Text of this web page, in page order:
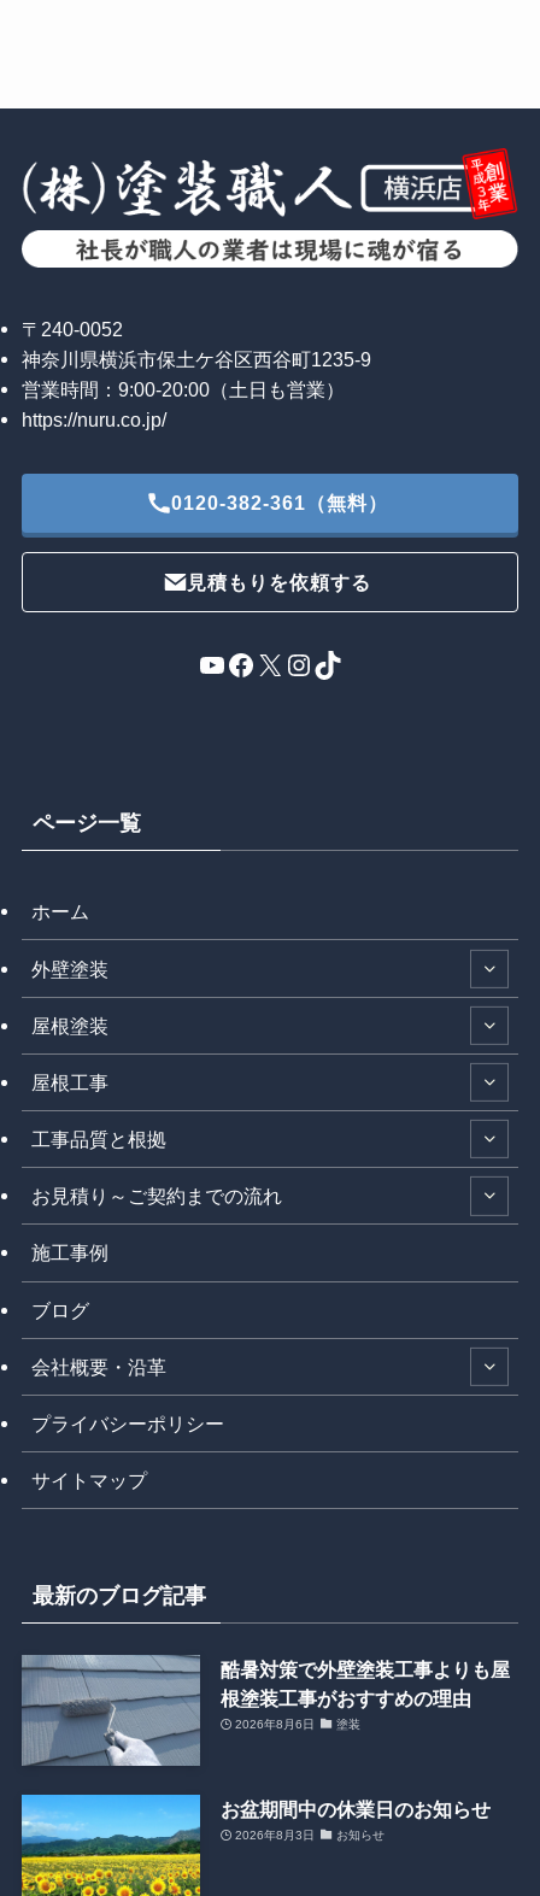
〒240-0052
神奈川県横浜市保土ケ谷区西谷町1235-9
営業時間：9:00-20:00（土日も営業）
https://nuru.co.jp/
0120-382-361（無料）
見積もりを依頼する
YouTube
Facebook
X Instagram
TikTok
ページ一覧
ホーム
外壁塗装
屋根塗装
屋根工事
工事品質と根拠
お見積り～ご契約までの流れ
施工事例
ブログ
会社概要・沿革
プライバシーポリシー
サイトマップ
最新のブログ記事
酷暑対策で外壁塗装工事よりも屋
根塗装工事がおすすめの理由
2026年8月6日 塗装
お盆期間中の休業日のお知らせ
2026年8月3日 お知らせ